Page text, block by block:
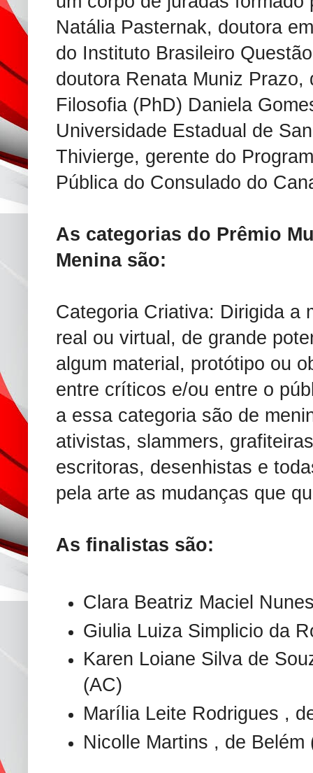
Natália Pasternak, doutora
do Instituto Brasileiro
doutora Renata Muniz
Filosofia (PhD) Daniela
Universidade Estadual de
Thivierge, gerente do
Pública do Consulado do
As categorias do Prêmio
Menina são:
Categoria Criativa: Dirigida a
real ou virtual, de grande
algum material, protótipo ou
entre críticos e/ou entre o
a essa categoria são de
ativistas, slammers,
escritoras, desenhistas e
pela arte as mudanças que
As finalistas são:
Clara Beatriz Maciel
Giulia Luiza Simplicio da
Karen Loiane Silva de
(AC)
Marília Leite Rodrigues ,
Nicolle Martins , de Belém